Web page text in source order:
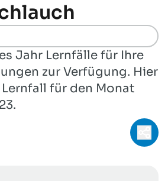
Jahr Lernfälle für Ihre
zur Verfügung. Hier
für den Monat